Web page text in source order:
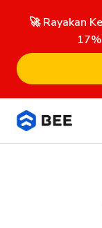
🚀 Rayakan